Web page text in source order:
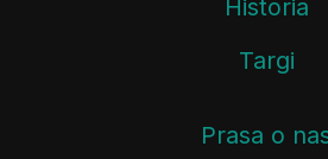
Historia
Targi
Prasa o